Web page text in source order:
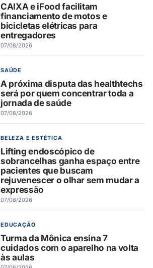
CAIXA e iFood facilitam
financiamento de motos e
bicicletas elétricas para
entregadores
07/08/2026
SAÚDE
A próxima disputa das healthtechs
será por quem concentrar toda a
jornada de saúde
07/08/2026
BELEZA E ESTÉTICA
Lifting endoscópico de
sobrancelhas ganha espaço entre
pacientes que buscam
rejuvenescer o olhar sem mudar a
expressão
07/08/2026
EDUCAÇÃO
Turma da Mônica ensina 7
cuidados com o aparelho na volta
às aulas